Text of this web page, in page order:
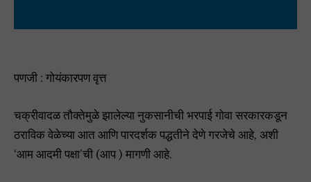
पणजी : गोयंकारपण वृत्त
चक्रीवादळ तौक्तेमुळे झालेल्या नुकसानीची भरपाई गोवा सरकारकडून
ठराविक वेळेच्या आत आणि पारदर्शक पद्धतीने देणे गरजेचे आहे, अशी
‘आम आदमी पक्षा’ची (आप ) मागणी आहे.